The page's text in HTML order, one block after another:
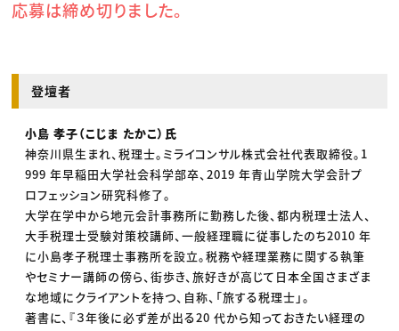
応募は締め切りました。
登壇者
小島 孝子（こじま たかこ）氏
神奈川県生まれ、税理士。ミライコンサル株式会社代表取締役。1
999 年早稲田大学社会科学部卒、2019 年青山学院大学会計プ
ロフェッション研究科修了。
大学在学中から地元会計事務所に勤務した後、都内税理士法人、
大手税理士受験対策校講師、一般経理職に従事したのち2010 年
に小島孝子税理士事務所を設立。税務や経理業務に関する執筆
やセミナー講師の傍ら、街歩き、旅好きが高じて日本全国さまざま
な地域にクライアントを持つ、自称、「旅する税理士」。
著書に、『３年後に必ず差が出る20 代から知っておきたい経理の